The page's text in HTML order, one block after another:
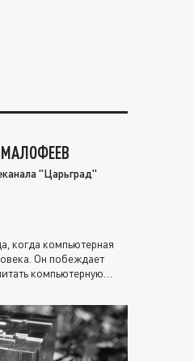
"Царьград"
когда компьютерная
Он побеждает
компьютерную